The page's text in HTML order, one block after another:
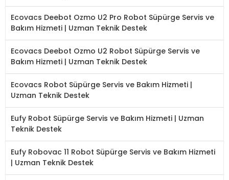
Ecovacs Deebot Ozmo U2 Pro Robot Süpürge Servis ve
Bakım Hizmeti | Uzman Teknik Destek
Ecovacs Deebot Ozmo U2 Robot Süpürge Servis ve
Bakım Hizmeti | Uzman Teknik Destek
Ecovacs Robot Süpürge Servis ve Bakım Hizmeti |
Uzman Teknik Destek
Eufy Robot Süpürge Servis ve Bakım Hizmeti | Uzman
Teknik Destek
Eufy Robovac 11 Robot Süpürge Servis ve Bakım Hizmeti
| Uzman Teknik Destek